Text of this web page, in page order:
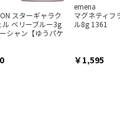
スターギャラク
ル ベリーブルー3g
シャン【ゆうパケ
emena
マグネティフ
ル8g 1361
1,595